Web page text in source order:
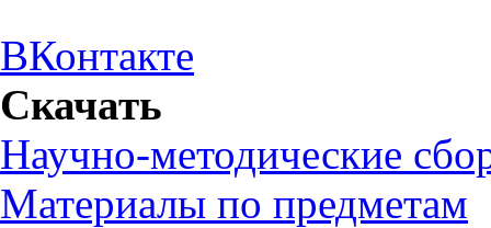
ВКонтакте
Скачать
Научно-методические
Материалы по предметам